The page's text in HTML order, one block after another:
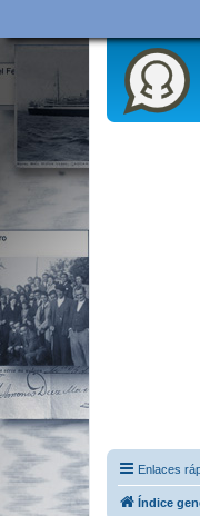
Enlaces
Índice